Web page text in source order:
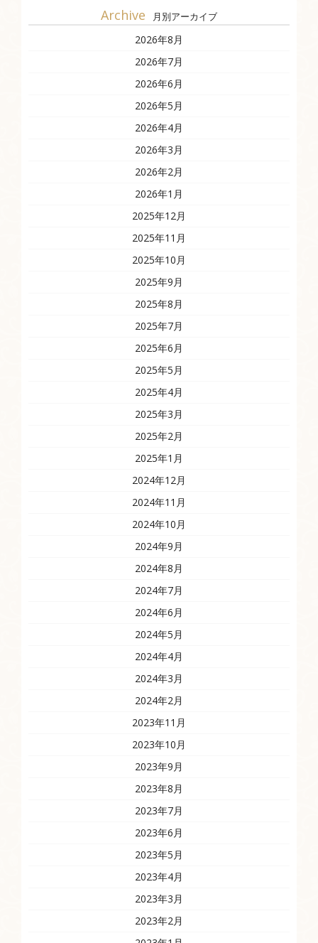
Archive 月別アーカイブ
2026年8月
2026年7月
2026年6月
2026年5月
2026年4月
2026年3月
2026年2月
2026年1月
2025年12月
2025年11月
2025年10月
2025年9月
2025年8月
2025年7月
2025年6月
2025年5月
2025年4月
2025年3月
2025年2月
2025年1月
2024年12月
2024年11月
2024年10月
2024年9月
2024年8月
2024年7月
2024年6月
2024年5月
2024年4月
2024年3月
2024年2月
2023年11月
2023年10月
2023年9月
2023年8月
2023年7月
2023年6月
2023年5月
2023年4月
2023年3月
2023年2月